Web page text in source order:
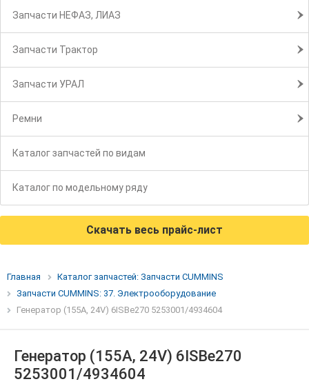
Запчасти НЕФАЗ, ЛИАЗ
Запчасти Трактор
Запчасти УРАЛ
Ремни
Каталог запчастей по видам
Каталог по модельному ряду
Скачать весь прайс-лист
Главная
Каталог запчастей: Запчасти CUMMINS
Запчасти CUMMINS: 37. Электрооборудование
Генератор (155А, 24V) 6ISBe270 5253001/4934604
Генератор (155А, 24V) 6ISBe270
5253001/4934604